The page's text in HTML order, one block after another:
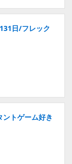
日/フレック
トゲーム好き